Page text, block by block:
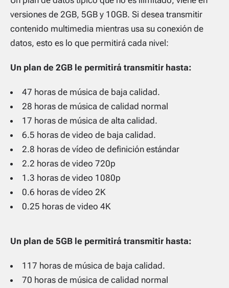
versiones de 2GB, 5GB y 10GB. Si desea transmitir
contenido multimedia mientras usa su conexión de
datos, esto es lo que permitirá cada nivel:
Un plan de 2GB le permitirá transmitir hasta:
47 horas de música de baja calidad.
28 horas de música de calidad normal
17 horas de música de alta calidad.
6.5 horas de video de baja calidad.
2.8 horas de vídeo de definición estándar
2.2 horas de video 720p
1.3 horas de video 1080p
0.6 horas de vídeo 2K
0.25 horas de video 4K
Un plan de 5GB le permitirá transmitir hasta:
117 horas de música de baja calidad.
70 horas de música de calidad normal